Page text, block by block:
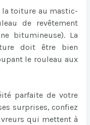
la toiture au mastic-
de revêtement
bitumineuse). La
doit être bien
le rouleau aux
parfaite de votre
surprises, confiez
qui mettent à